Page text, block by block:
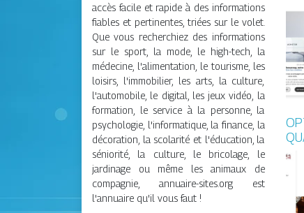
accès facile et rapide à des informations
fiables et pertinentes, triées sur le volet.
Que vous recherchiez des informations
sur le sport, la mode, le high-tech, la
médecine, l'alimentation, le tourisme, les
loisirs, l'immobilier, les arts, la culture,
l'automobile, le digital, les jeux vidéo, la
formation, le service à la personne, la
psychologie, l'informatique, la finance, la
décoration, la scolarité et l'éducation, la
séniorité, la culture, le bricolage, le
jardinage ou même les animaux de
compagnie, annuaire-sites.org est
l'annuaire qu'il vous faut !